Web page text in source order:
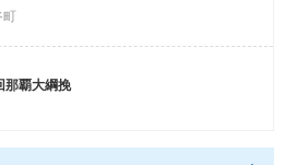
町
那覇大綱挽